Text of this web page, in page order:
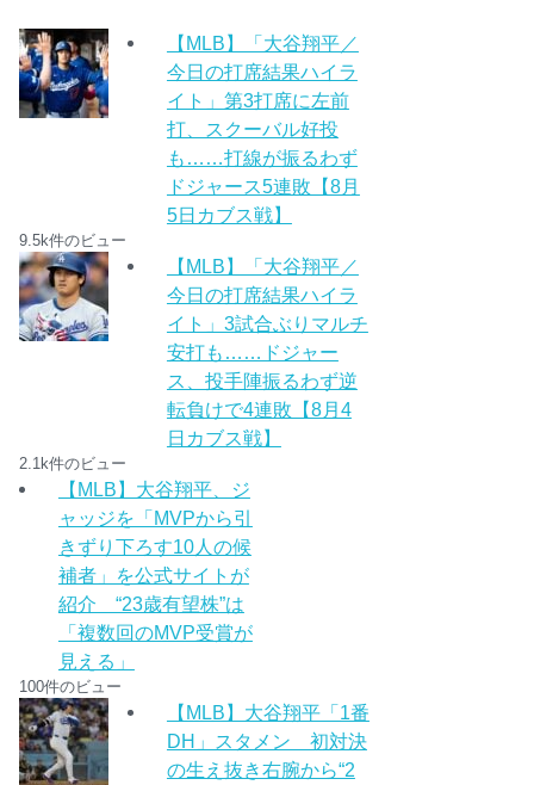
【MLB】「大谷翔平／
今日の打席結果ハイラ
イト」第3打席に左前
打、スクーバル好投
も……打線が振るわず
ドジャース5連敗【8月
5日カブス戦】
9.5k件のビュー
【MLB】「大谷翔平／
今日の打席結果ハイラ
イト」3試合ぶりマルチ
安打も……ドジャー
ス、投手陣振るわず逆
転負けで4連敗【8月4
日カブス戦】
2.1k件のビュー
【MLB】大谷翔平、ジ
ャッジを「MVPから引
きずり下ろす10人の候
補者」を公式サイトが
紹介 “23歳有望株”は
「複数回のMVP受賞が
見える」
100件のビュー
【MLB】大谷翔平「1番
DH」スタメン 初対決
の生え抜き右腕から“2